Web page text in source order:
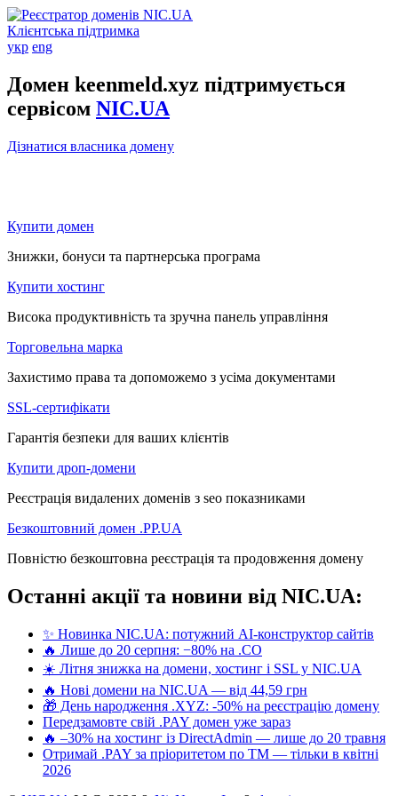
Клієнтська підтримка
укр eng
Домен keenmeld.xyz підтримується
сервісом NIC.UA
Дізнатися власника домену
Купити домен
Знижки, бонуси та партнерська програма
Купити хостинг
Висока продуктивність та зручна панель управління
Торговельна марка
Захистимо права та допоможемо з усіма документами
SSL-сертифікати
Гарантія безпеки для ваших клієнтів
Купити дроп-домени
Реєстрація видалених доменів з seo показниками
Безкоштовний домен .PP.UA
Повністю безкоштовна реєстрація та продовження домену
Останні акції та новини від NIC.UA:
✨ Новинка NIC.UA: потужний AI-конструктор сайтів
🔥 Лише до 20 серпня: −80% на .CO
☀️ Літня знижка на домени, хостинг і SSL у NIC.UA
🔥 Нові домени на NIC.UA — від 44,59 грн
🎁 День народження .XYZ: -50% на реєстрацію домену
Передзамовте свій .PAY домен уже зараз
🔥 –30% на хостинг із DirectAdmin — лише до 20 травня
Отримай .PAY за пріоритетом по ТМ — тільки в квітні
2026